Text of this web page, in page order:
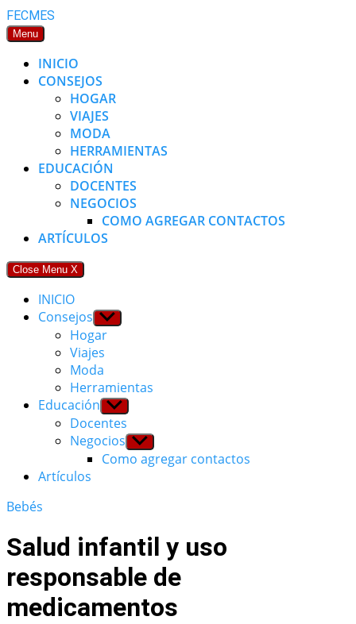
Skip
to
FECMES
Menu
INICIO
CONSEJOS
HOGAR
VIAJES
MODA
HERRAMIENTAS
EDUCACIÓN
DOCENTES
NEGOCIOS
COMO AGREGAR CONTACTOS
ARTÍCULOS
Close Menu X
INICIO
Consejos Show
sub
menu
Hogar
Viajes
Moda
Herramientas
Educación Show
sub
menu
Docentes
Negocios Show
sub
menu
Como agregar contactos
Artículos
Bebés
Salud infantil y uso
responsable de
medicamentos